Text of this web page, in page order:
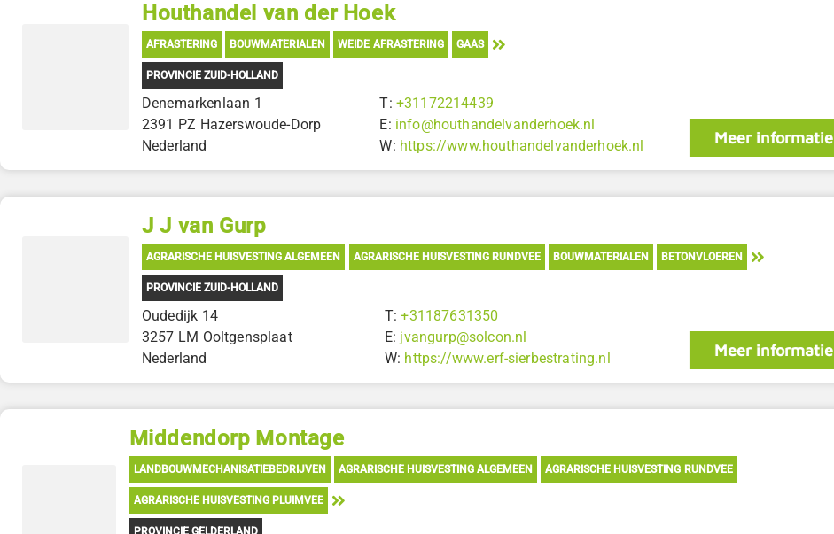
Houthandel van der Hoek
AFRASTERING BOUWMATERIALEN WEIDE AFRASTERING GAAS
PROVINCIE ZUID-HOLLAND
Denemarkenlaan 1
2391 PZ Hazerswoude-Dorp
Nederland
T:+31172214439
E: info@houthandelvanderhoek.nl
W: https://www.houthandelvanderhoek.nl Meer informatie
J J van Gurp
AGRARISCHE HUISVESTING ALGEMEEN AGRARISCHE HUISVESTING RUNDVEE BOUWMATERIALEN BETONVLOEREN
PROVINCIE ZUID-HOLLAND
Oudedijk 14
3257 LM Ooltgensplaat
Nederland
T:+31187631350
E: jvangurp@solcon.nl
W: https://www.erf-sierbestrating.nl Meer informatie
Middendorp Montage
LANDBOUWMECHANISATIEBEDRIJVEN AGRARISCHE HUISVESTING ALGEMEEN AGRARISCHE HUISVESTING RUNDVEE
AGRARISCHE HUISVESTING PLUIMVEE
PROVINCIE GELDERLAND